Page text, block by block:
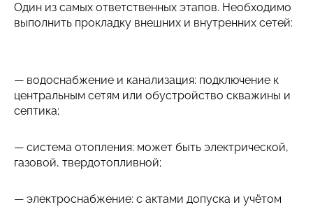
Один из самых ответственных этапов. Необходимо
выполнить прокладку внешних и внутренних сетей:
— водоснабжение и канализация: подключение к
центральным сетям или обустройство скважины и
септика;
— система отопления: может быть электрической,
газовой, твердотопливной;
— электроснабжение: с актами допуска и учётом